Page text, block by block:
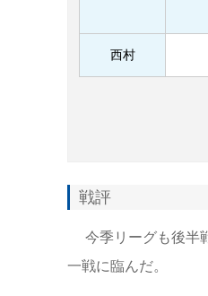
西村
戦評
今季リーグも後半
一戦に臨んだ。